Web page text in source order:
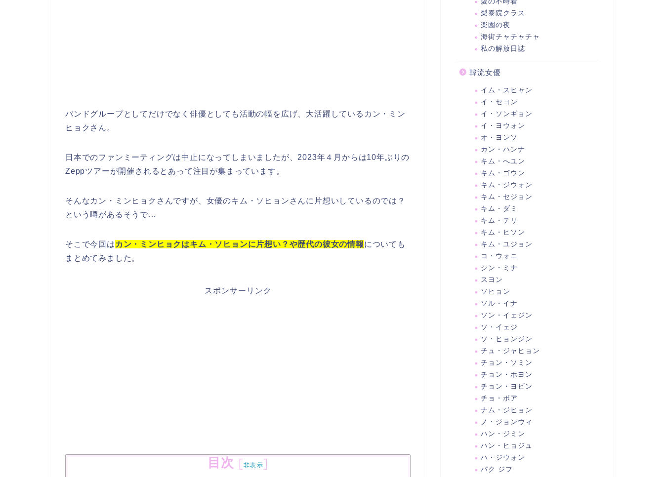
バンドグループとしてだけでなく俳優としても活動の幅を広げ、大活躍しているカン・ミン
ヒョクさん。
日本でのファンミーティングは中止になってしまいましたが、2023年４月からは10年ぶりの
Zeppツアーが開催されるとあって注目が集まっています。
そんなカン・ミンヒョクさんですが、女優のキム・ソヒョンさんに片想いしているのでは？
という噂があるそうで…
そこで今回は カン・ミンヒョクはキム・ソヒョンに片想い？や歴代の彼女の情報についても
まとめてみました。
スポンサーリンク
目次 [非表示]
梨泰院クラス
楽園の夜
海街チャチャチャ
私の解放日誌
韓流女優
イム・スヒャン
イ・セヨン
イ・ソンギョン
イ・ヨウォン
オ・ヨンソ
カン・ハンナ
キム・へユン
キム・ゴウン
キム・ジウォン
キム・セジョン
キム・ダミ
キム・テリ
キム・ヒソン
キム・ユジョン
コ・ウォニ
シン・ミナ
スヨン
ソヒョン
ソル・イナ
ソン・イェジン
ソ・イェジ
ソ・ヒョンジン
チュ・ジャヒョン
チョン・ソミン
チョン・ホヨン
チョン・ヨビン
チョ・ボア
ナム・ジヒョン
ノ・ジョンウィ
ハン・ジミン
ハン・ヒョジュ
ハ・ジウォン
パク ジフ